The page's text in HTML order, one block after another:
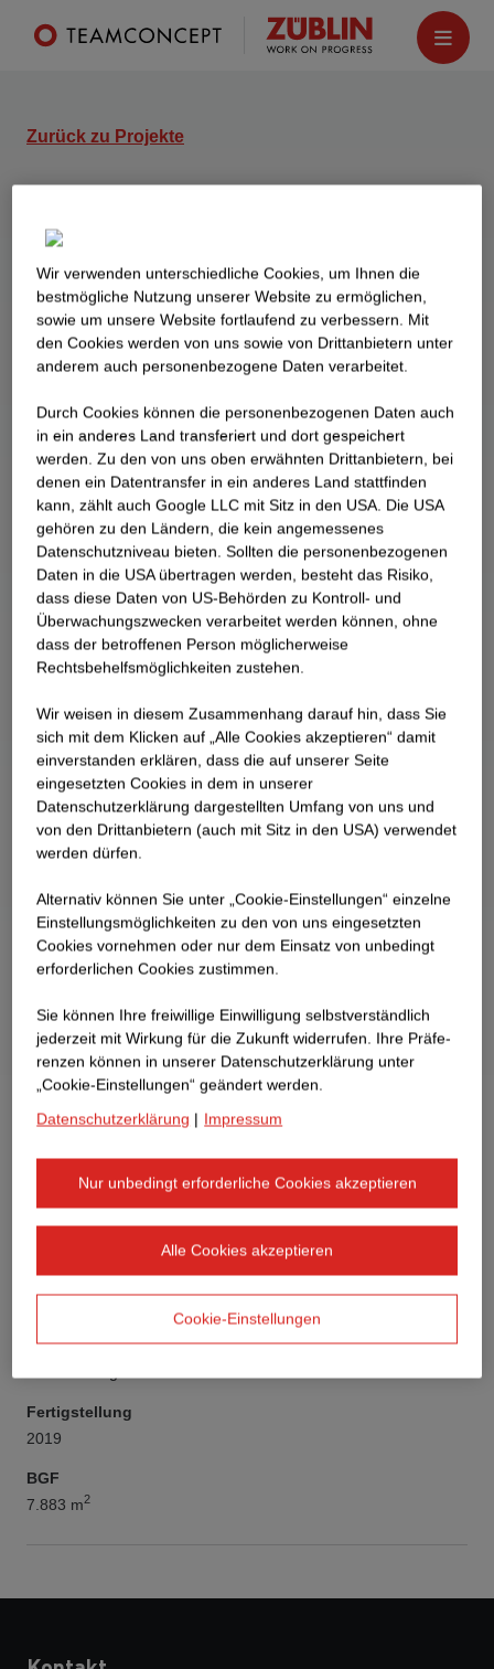
Zurück zu Projekte
Berlin
Neubau zweier Wohnhäuser mit 47
Eigentumswohnungen (vier- und fünfgeschossig)
und eines Geschäftshauses (sechsgeschossig)
inkl. einer Tiefgarage am zentralen Standort in
Auftraggeber
Bauwerksart
Vertragsmodell
Fertigstellung
2019
BGF
7.883 m2
Wir verwenden unterschiedliche Cookies, um Ihnen die
best­mögliche Nutzung unserer Website zu ermöglichen,
sowie um unsere Website fortlaufend zu verbessern. Mit
den Cookies werden von uns sowie von Drittanbietern unter
anderem auch personenbezogene Daten verarbeitet.
Durch Cookies können die personenbezogenen Daten auch
in ein anderes Land transferiert und dort gespeichert
werden. Zu den von uns oben erwähnten Drittanbietern, bei
denen ein Datentransfer in ein anderes Land stattfinden
kann, zählt auch Google LLC mit Sitz in den USA. Die USA
gehören zu den Ländern, die kein angemessenes
Datenschutzniveau bieten. Sollten die personenbezogenen
Daten in die USA übertragen werden, besteht das Risiko,
dass diese Daten von US-Behörden zu Kontroll- und
Überwachungszwecken verarbeitet werden können, ohne
dass der betroffenen Person möglicherweise
Rechtsbehelfsmöglichkeiten zustehen.
Wir weisen in diesem Zusammenhang darauf hin, dass Sie
sich mit dem Klicken auf „Alle Cookies akzeptieren“ damit
ein­ver­standen erklären, dass die auf unserer Seite
eingesetzten Cookies in dem in unserer
Datenschutzerklärung dargestellten Umfang von uns und
von den Drittanbietern (auch mit Sitz in den USA) verwendet
werden dürfen.
Alternativ können Sie unter „Cookie-Einstellungen“ einzelne
Einstellungsmöglichkeiten zu den von uns eingesetzten
Cookies vornehmen oder nur dem Einsatz von unbedingt
erforderlichen Cookies zustimmen.
Sie können Ihre freiwillige Einwilligung selbstverständlich
jederzeit mit Wirkung für die Zukunft widerrufen. Ihre Prä­fe­
renzen können in unserer Datenschutzerklärung unter
„Cookie-Einstellungen“ geändert werden.
Datenschutzerklärung | Impressum
Nur unbedingt erforderliche Cookies akzeptieren
Alle Cookies akzeptieren
Cookie-Einstellungen